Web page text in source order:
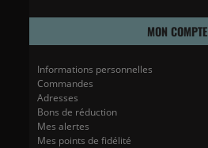
MON COMPTE
Informations personnelles
Commandes
Adresses
Bons de réduction
Mes alertes
Mes points de fidélité